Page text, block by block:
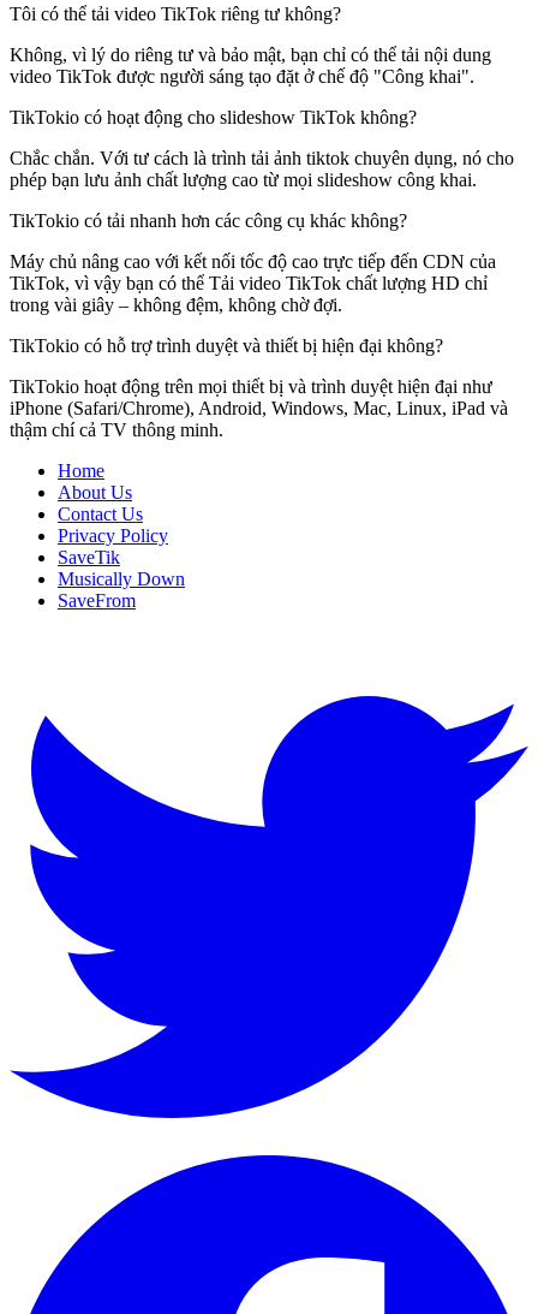
Tôi có thể tải video TikTok riêng tư không?
Không, vì lý do riêng tư và bảo mật, bạn chỉ có thể tải nội dung
video TikTok được người sáng tạo đặt ở chế độ "Công khai".
TikTokio có hoạt động cho slideshow TikTok không?
Chắc chắn. Với tư cách là trình tải ảnh tiktok chuyên dụng, nó cho
phép bạn lưu ảnh chất lượng cao từ mọi slideshow công khai.
TikTokio có tải nhanh hơn các công cụ khác không?
Máy chủ nâng cao với kết nối tốc độ cao trực tiếp đến CDN của
TikTok, vì vậy bạn có thể Tải video TikTok chất lượng HD chỉ
trong vài giây – không đệm, không chờ đợi.
TikTokio có hỗ trợ trình duyệt và thiết bị hiện đại không?
TikTokio hoạt động trên mọi thiết bị và trình duyệt hiện đại như
iPhone (Safari/Chrome), Android, Windows, Mac, Linux, iPad và
thậm chí cả TV thông minh.
Home
About Us
Contact Us
Privacy Policy
SaveTik
Musically Down
SaveFrom